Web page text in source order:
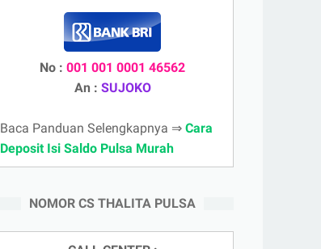
No : 001 001 0001 46562
An : SUJOKO
Baca Panduan Selengkapnya ⇒ Cara
Deposit Isi Saldo Pulsa Murah
NOMOR CS THALITA PULSA